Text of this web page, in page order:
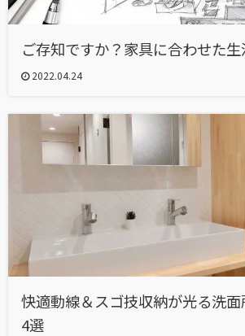
ご存知ですか？家具に合わせた
2022.04.24
快適動線＆スゴ技収納が光る洗
4選